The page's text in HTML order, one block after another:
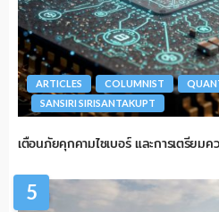
ARTICLES COLUMNIST
SANSIRI SIRISANTAKUPT
เตือนภัยคุกคามไซเบอร์ และการเตรีย
5